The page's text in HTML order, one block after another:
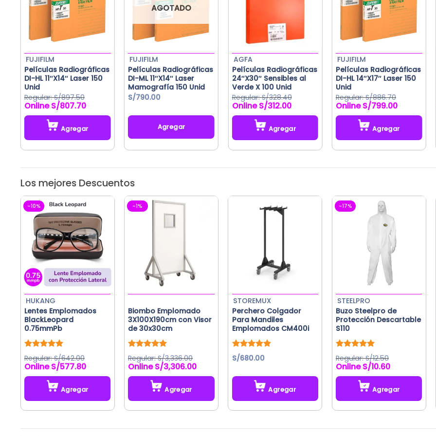
Películas Radiográficas
DI-HL 11″X14″ Laser 150
Unid
FUJIFILM
S/897.50
El
precio
original
S/897.50.
S/807.70El
precio
es:
S/807.70.
Agregar
AGOTADO
Películas Radiográficas
DI-ML 11″X14″ Laser
Mamografía 150 Unid
FUJIFILM
S/790.00
Agregar
Películas Radiográficas
24″X30″ Sensibles al
Verde X 100 Unid
AGFA
S/328.40
El
precio
original
S/328.40.
S/312.00El
precio
es:
S/312.00.
Agregar
Películas Radiográficas
DI-HL 14″X17″ Laser 150
Unid
FUJIFILM
S/886.70
El
precio
original
S/886.70.
S/799.00El
precio
es:
S/799.00.
Agregar
Los mejores Descuentos
-10%
Lentes Emplomados
BlackLeopard
0.75mmPb
Valorado
con5.00
de 5
HUKANG
S/642.00
El
precio
original
S/642.00.
S/577.80El
precio
es:
S/577.80.
Agregar
-1%
Biombo Emplomado
3X100X190cm con Visor
de 30x30cm
Valorado
con5.00
de 5
S/3,336.00
S/3,306.00
Agregar
tiene
Perchero Colgador
Para Mandiles
Emplomados CM400i
Valorado
con5.00
STOREMUX
S/680.00
Agregar
-17%
Buzo Steelpro de
Protección Descartable
S110
Valorado
con5.00
de 5
STEELPRO
S/12.50
S/10.60
Agregar
tiene